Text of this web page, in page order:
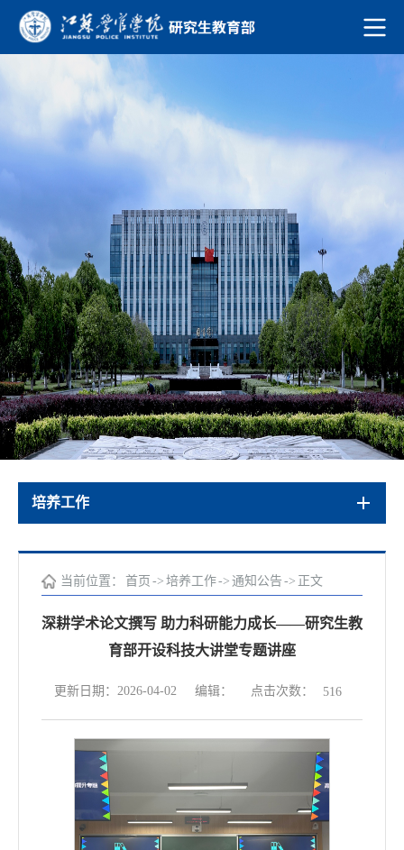
培养工作
当前位置： 首页 -> 培养工作-> 通知公告 -> 正文
深耕学术论文撰写 助力科研能力成长——研究生教
育部开设科技大讲堂专题讲座
更新日期：2026-04-02 编辑： 点击次数： 516